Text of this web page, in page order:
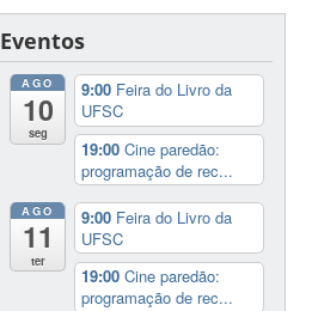
Eventos
AGO
10
seg
9:00 Feira do Livro da
UFSC
19:00Cine paredão:
programação de rec...
AGO
11
ter
9:00 Feira do Livro da
UFSC
19:00Cine paredão:
programação de rec...